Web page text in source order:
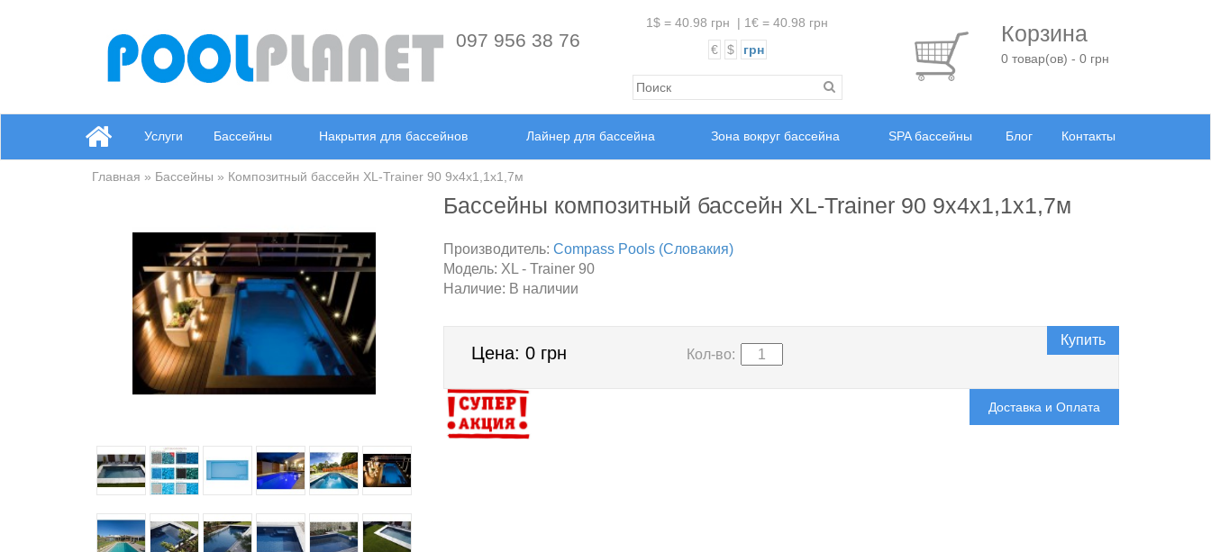
097 956 38 76
1$ = 40.98 грн | 1€ = 40.98 грн
€
$ грн
Корзина
0 товар(ов) - 0 грн
Услуги Бассейны Накрытия для бассейнов Лайнер для бассейна Зона вокруг бассейна SPA бассейны Блог Контакты
Главная » Бассейны » Композитный бассейн XL-Trainer 90 9х4х1,1х1,7м
Бассейны композитный бассейн XL-Trainer 90 9х4х1,1х1,7м
Производитель: Compass Pools (Словакия)
Модель: XL - Trainer 90
Наличие: В наличии
Цена: 0 грн Кол-во:
Купить
Доставка и Оплата